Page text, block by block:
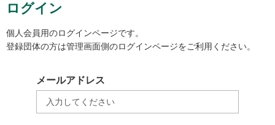
ログイン
個人会員用のログインページです。
登録団体の方は管理画面側のログインページをご利用ください。
メールアドレス